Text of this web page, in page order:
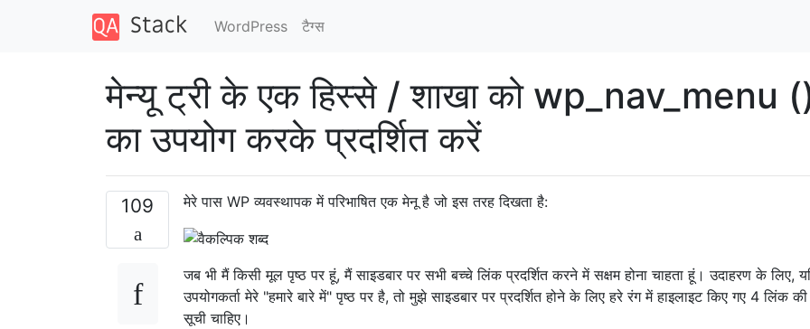
WordPress टैग्‍स
मेन्यू ट्री के एक हिस्से / शाखा को wp_nav_menu
का उपयोग करके प्रदर्शित करें
109 मेरे पास WP व्यवस्थापक में परिभाषित एक मेनू है जो इस तरह दिखता है:
जब भी मैं किसी मूल पृष्ठ पर हूं, मैं साइडबार पर सभी बच्चे लिंक प्रदर्शित करने में सक्षम होना चाहता हूं। उदाहरण के लिए,
उपयोगकर्ता मेरे "हमारे बारे में" पृष्ठ पर है, तो मुझे साइडबार पर प्रदर्शित होने के लिए हरे रंग में हाइलाइट किए गए 4 लिंक
सूची चाहिए।